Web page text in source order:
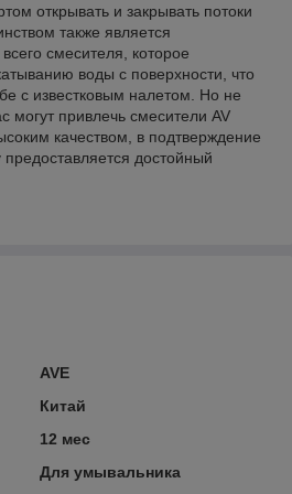
открывать и закрывать потоки
также является
смесителя, которое
воды с поверхности, что
с известковым налетом. Но не
могут привлечь смесители AV
качеством, в подтверждение
предоставляется достойный
AVE
Китай
12 мес
Для умывальника